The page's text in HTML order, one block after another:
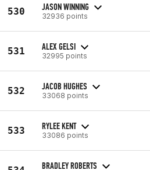
530 JASON WINNING
32936 points
531 ALEX GELSI
32995 points
532 JACOB HUGHES
33068 points
533 RYLEE KENT
33086 points
BRADLEY ROBERTS